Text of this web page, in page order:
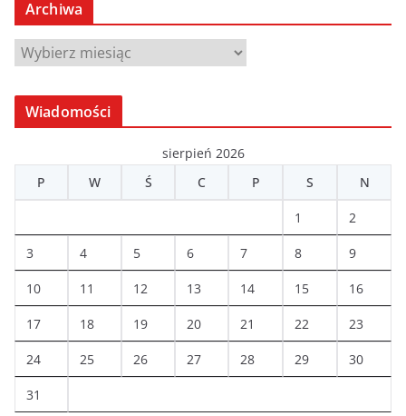
Archiwa
A
c
w
Wiadomości
sierpień 2026
P
W Ś C P S N
1 2
3 4 5 6 7 8 9
10 11 12 13 14 15 16
17 18 19 20 21 22 23
24 25 26 27 28 29 30
31